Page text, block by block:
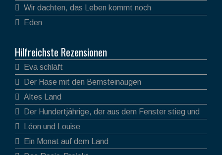
Wir dachten, das Leben kommt noch
Eden
Hilfreichste Rezensionen
Eva schläft
Der Hase mit den Bernsteinaugen
Altes Land
Der Hundertjährige, der aus dem Fenster stieg und
verschwand
Léon und Louise
Ein Monat auf dem Land